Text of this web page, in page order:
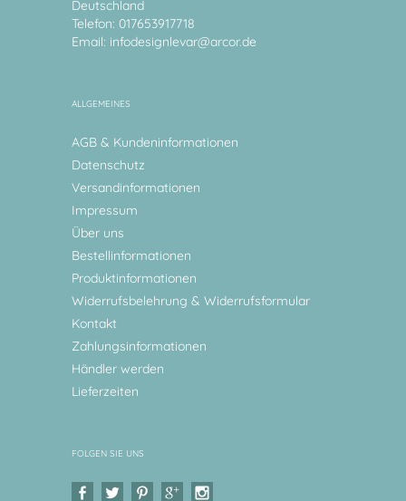
Deutschland
Telefon: 017653917718
Email: infodesignlevar@arcor.de
ALLGEMEINES
AGB & Kundeninformationen
Datenschutz
Versandinformationen
Impressum
Über uns
Bestellinformationen
Produktinformationen
Widerrufsbelehrung & Widerrufsformular
Kontakt
Zahlungsinformationen
Händler werden
Lieferzeiten
FOLGEN SIE UNS